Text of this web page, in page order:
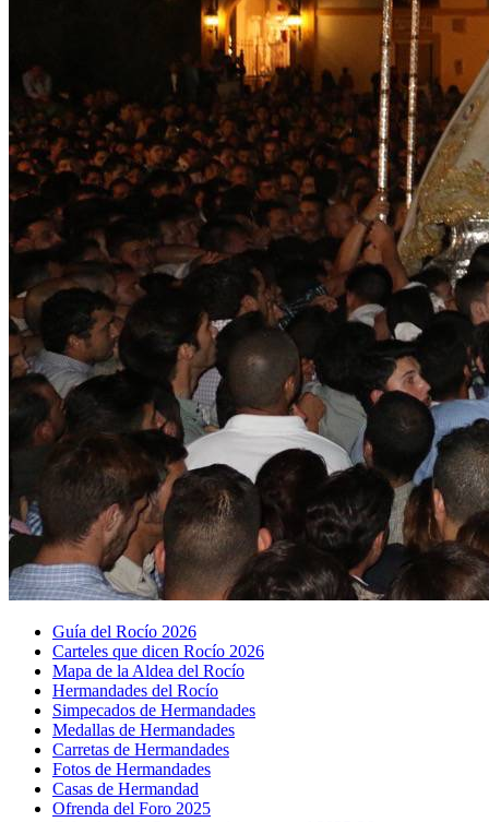
Guía del Rocío 2026
Carteles que dicen Rocío 2026
Mapa de la Aldea del Rocío
Hermandades del Rocío
Simpecados de Hermandades
Medallas de Hermandades
Carretas de Hermandades
Fotos de Hermandades
Casas de Hermandad
Ofrenda del Foro 2025